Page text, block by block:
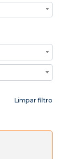
Limpar filtro